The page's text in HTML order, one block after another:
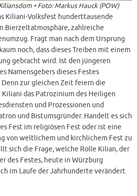
• Foto: Markus Hauck (POW)
Kiliani-Volksfest hunderttausende
Bierzeltatmosphäre, zahlreiche
Fragt man nach dem Ursprung
noch, dass dieses Treiben mit einem
gebracht wird. Ist den jüngeren
Namensgebers dieses Festes
zur gleichen Zeit feiern die
das Patrozinium des Heiligen
und Prozessionen und
und Bistumsgründer. Handelt es sich
Fest im religiösen Fest oder ist eine
von weltlichem und kirchlichem Fest zu
sich die Frage, welche Rolle Kilian, der
des Festes, heute in Würzburg
im Laufe der Jahrhunderte verändert